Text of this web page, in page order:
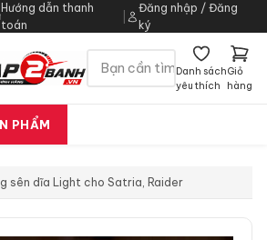
Hướng dẫn thanh
toán
Đăng nhập / Đăng
ký
Danh sách
yêu thích
Giỏ
hàng
PHẨM
sên dĩa Light cho Satria, Raider